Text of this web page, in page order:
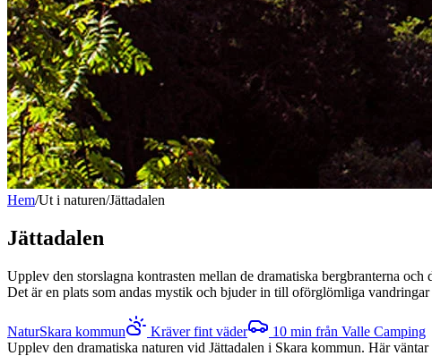
Hem/Ut i naturen/Jättadalen
Jättadalen
Upplev den storslagna kontrasten mellan de dramatiska bergbranterna
Det är en plats som andas mystik och bjuder in till oförglömliga
NaturSkara kommun Kräver fint väder 10 min från Valle Camping
Upplev den dramatiska naturen vid Jättadalen i Skara kommun. Här